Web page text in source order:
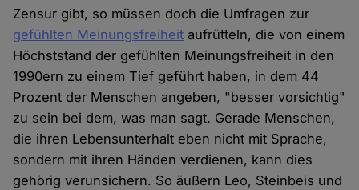
Zensur gibt, so müssen doch die Umfragen zur
gefühlten Meinungsfreiheit aufrütteln, die von einem
Höchststand der gefühlten Meinungsfreiheit in den
1990ern zu einem Tief geführt haben, in dem 44
Prozent der Menschen angeben, "besser vorsichtig"
zu sein bei dem, was man sagt. Gerade Menschen,
die ihren Lebensunterhalt eben nicht mit Sprache,
sondern mit ihren Händen verdienen, kann dies
gehörig verunsichern. So äußern Leo, Steinbeis und
und
Cookies